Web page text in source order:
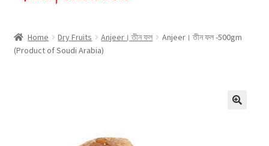
Cart
Home Dry Fruits Anjeer। তীন ফল
Anjeer। তীন ফল -500gm
(Product of Soudi Arabia)